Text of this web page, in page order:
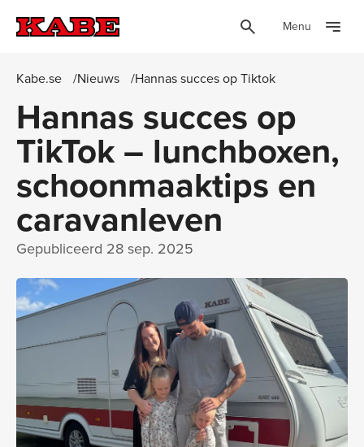
Menu
Kabe.se Nieuws Hannas succes op Tiktok
Hannas succes op
TikTok – lunchboxen,
schoonmaaktips en
caravanleven
Gepubliceerd 28 sep. 2025